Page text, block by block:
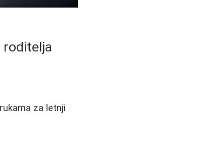
roditelja
za letnji